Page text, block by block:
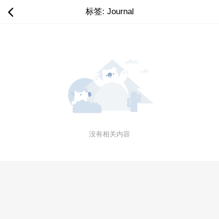
标签: Journal
没有相关内容